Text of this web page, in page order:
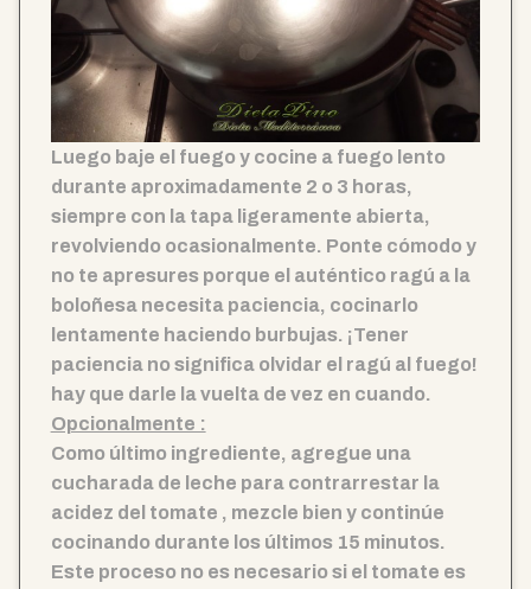
Luego baje el fuego y cocine a fuego lento
durante aproximadamente 2 o 3 horas,
siempre con la tapa ligeramente abierta,
revolviendo ocasionalmente. Ponte cómodo y
no te apresures porque el auténtico ragú a la
boloñesa necesita paciencia, cocinarlo
lentamente haciendo burbujas. ¡Tener
paciencia no significa olvidar el ragú al fuego!
hay que darle la vuelta de vez en cuando.
Opcionalmente :
Como último ingrediente, agregue una
cucharada de leche para contrarrestar la
acidez del tomate , mezcle bien y continúe
cocinando durante los últimos 15 minutos.
Este proceso no es necesario si el tomate es